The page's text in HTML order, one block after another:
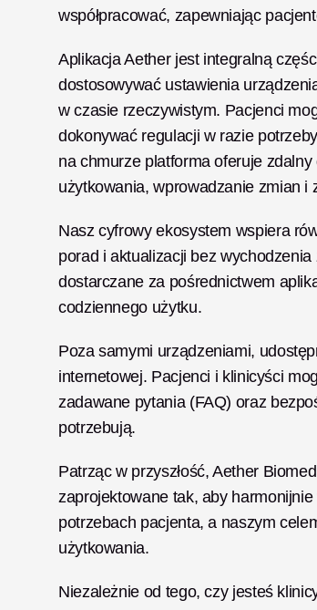
współpracować, zapewniając
Aplikacja Aether jest integralną
dostosowywać ustawienia
w czasie rzeczywistym. Pacjenci
dokonywać regulacji w razie
na chmurze platforma oferuje
użytkowania, wprowadzanie zmian
Nasz cyfrowy ekosystem wspiera
porad i aktualizacji bez
dostarczane za pośrednictwem
codziennego użytku.
Poza samymi urządzeniami,
internetowej. Pacjenci i klinicyści
zadawane pytania (FAQ) oraz
potrzebują.
Patrząc w przyszłość, Aether
zaprojektowane tak, aby harmonijnie
potrzebach pacjenta, a naszym
użytkowania.
Niezależnie od tego, czy jesteś